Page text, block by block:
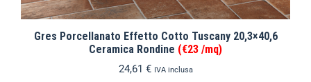
Gres Porcellanato Effetto Cotto Tuscany 20,3×40,6
Ceramica Rondine (€23 /mq)
24,61 € IVA inclusa